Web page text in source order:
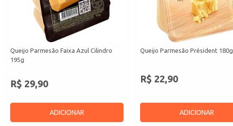
Queijo Parmesão Faixa Azul Cilindro
195g
R$ 29,90
ADICIONAR
Queijo Parmesão Président 180g
R$ 22,90
ADICIONAR